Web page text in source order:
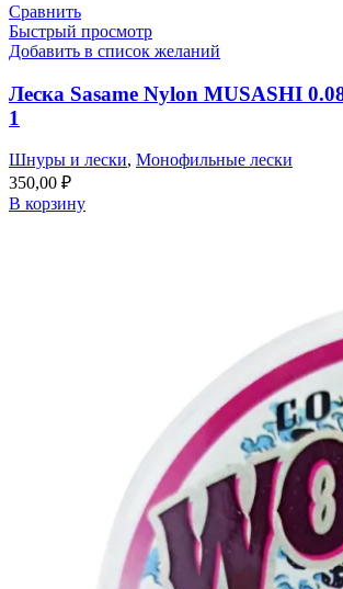
Сравнить
Быстрый просмотр
Добавить в список желаний
Леска Sasame Nylon MUSASHI
1
Шнуры и лески, Монофильные лески
350,00 ₽
В корзину